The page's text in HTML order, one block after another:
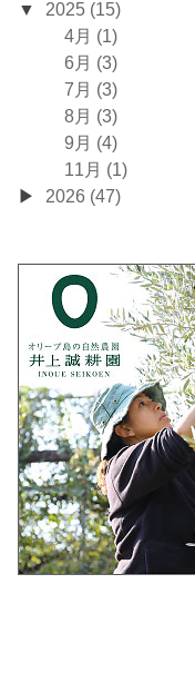
2025 (15)
4月 (1)
6月 (3)
7月 (3)
8月 (3)
9月 (4)
11月 (1)
2026 (47)